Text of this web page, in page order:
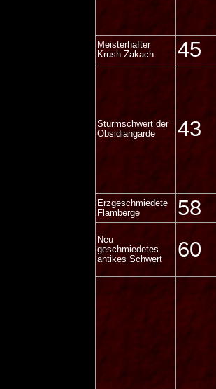
Meisterhafter
Krush Zakach
45
Sturmschwert der
Obsidiangarde
43
Erzgeschmiedete
Flamberge
58
Neu
geschmiedetes
antikes Schwert
60